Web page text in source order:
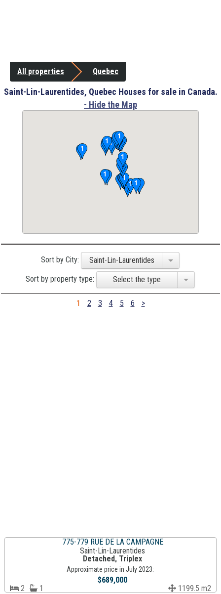
All properties Quebec
Saint-Lin-Laurentides, Quebec Houses for sale in Canada.
- Hide the Map
Sort by City: Saint-Lin-Laurentides
Sort by property type: Select the type
1 2 3 4 5 6 >
775-779 RUE DE LA CAMPAGNE
Saint-Lin-Laurentides
Detached, Triplex
Approximate price in July 2023:
$689,000
2
1
1199.5 m2